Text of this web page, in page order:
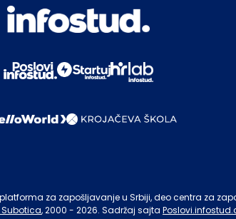
za zapošljavanje u Srbiji, deo centra za
, 2000 - 2026. Sadržaj sajta